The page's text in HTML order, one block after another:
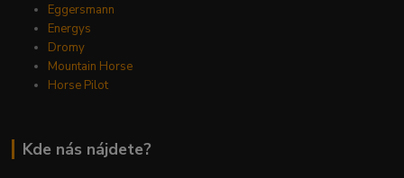
Eggersmann
Energys
Dromy
Mountain Horse
Horse Pilot
Kde nás nájdete?